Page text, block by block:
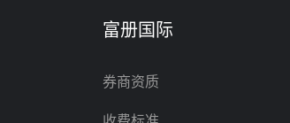
富册国际
券商资质